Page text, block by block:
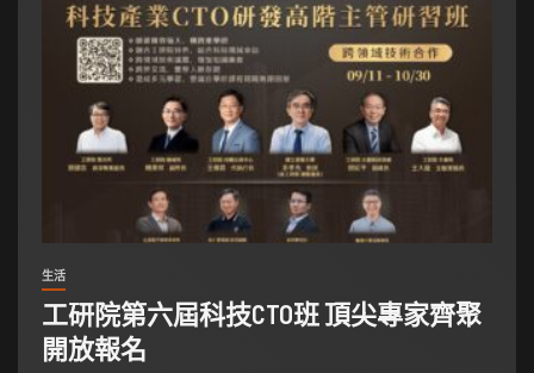
生活
工研院第六屆科技CTO班 頂尖專家齊聚
開放報名